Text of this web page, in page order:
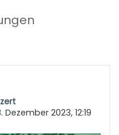
Dezember 2023, 12:19